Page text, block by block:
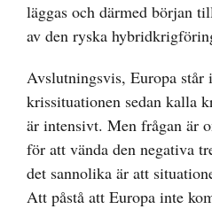
läggas och därmed början
av den ryska
Avslutningsvis, Europa står
krissituationen sedan kalla
är intensivt. Men frågan är
för att vända den negativa
det sannolika är att
Att påstå att Europa inte